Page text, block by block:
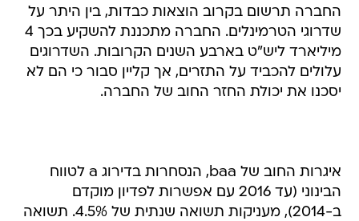
החברה תרשום בקרוב הוצאות כבדות, בין היתר על
שדרוגי הטרמינלים. החברה מתכננת להשקיע בכך 4
מיליארד ליש"ט בארבע השנים הקרובות. השדרוגים
עלולים להכביד על התזרים, אך קליין סבור כי הם לא
יסכנו את יכולת החזר החוב של החברה.
איגרות החוב של baa, הנסחרות בדירוג a לטווח
הבינוני (עד 2016 עם אפשרות לפדיון מוקדם
ב-2014), מעניקות תשואה שנתית של 4.5%. תשואה